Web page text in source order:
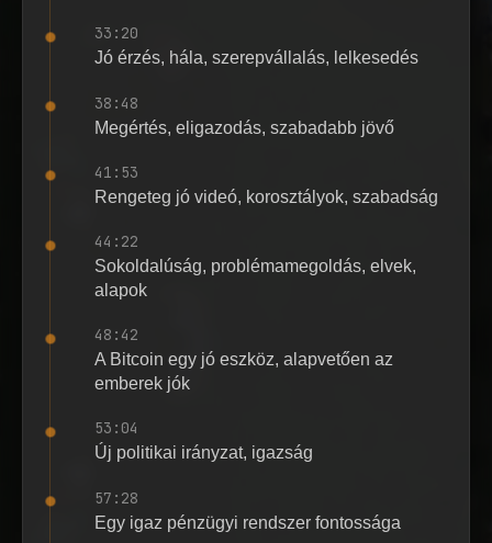
33:20
Jó érzés, hála, szerepvállalás, lelkesedés
38:48
Megértés, eligazodás, szabadabb jövő
41:53
Rengeteg jó videó, korosztályok, szabadság
44:22
Sokoldalúság, problémamegoldás, elvek,
alapok
48:42
A Bitcoin egy jó eszköz, alapvetően az
emberek jók
53:04
Új politikai irányzat, igazság
57:28
Egy igaz pénzügyi rendszer fontossága